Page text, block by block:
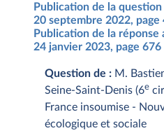
Publication de la
20 septembre 2022, page
Publication de la réponse
24 janvier 2023, page 676
Question de : M.
Seine-Saint-Denis (6e
France insoumise -
écologique et sociale